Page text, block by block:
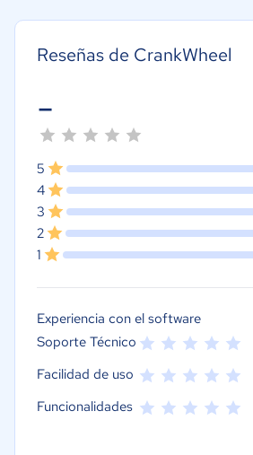
Reseñas de CrankWheel
-
5
4
3
2
1
Experiencia con el software
Soporte Técnico
Facilidad de uso
Funcionalidades